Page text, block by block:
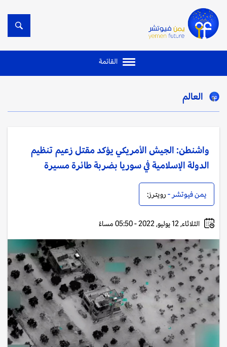
القائمة
العالم
واشنطن: الجيش الأمريكي يؤكد مقتل زعيم تنظيم
الدولة الإسلامية في سوريا بضربة طائرة مسيرة
يمن فيوتشر - رويترز:
الثلاثاء, 12 يوليو, 2022 - 05:50 مساءً